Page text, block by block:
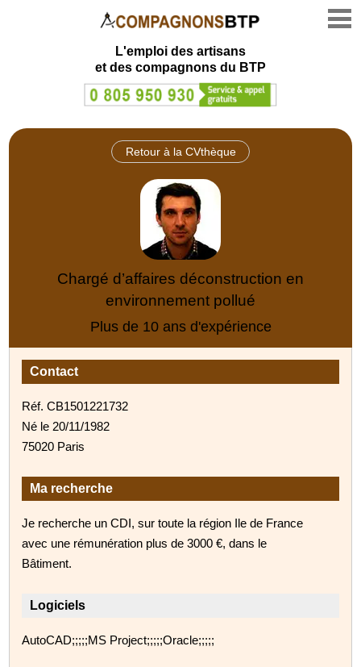
L'emploi des artisans
et des compagnons du BTP
Retour à la CVthèque
Chargé d’affaires déconstruction en
environnement pollué
Plus de 10 ans d'expérience
Contact
Réf. CB1501221732
Né le 20/11/1982
75020 Paris
Ma recherche
Je recherche un CDI, sur toute la région Ile de France
avec une rémunération plus de 3000 €, dans le
Bâtiment.
Logiciels
AutoCAD;;;;;MS Project;;;;;Oracle;;;;;